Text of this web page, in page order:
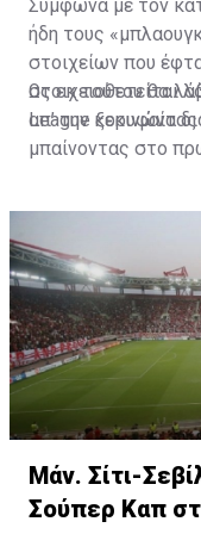
Σύμφωνα με τον
ήδη τους
στοιχείων που
στοιχειοθετείται
απ’ την κορυφαία
Ως εκ τούτου θα
League
μπαίνοντας στο
Μάν. Σίτι-
Σούπερ Καπ